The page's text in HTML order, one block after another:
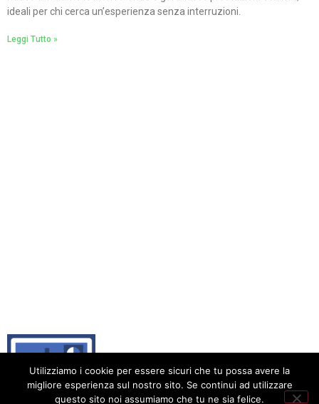
ideali per chi cerca un’esperienza senza interruzioni.
Leggi Tutto »
Utilizziamo i cookie per essere sicuri che tu possa avere la
migliore esperienza sul nostro sito. Se continui ad utilizzare
questo sito noi assumiamo che tu ne sia felice.